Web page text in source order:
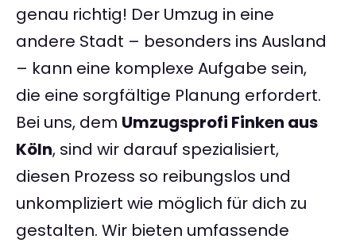
genau richtig! Der Umzug in eine
andere Stadt – besonders ins Ausland
– kann eine komplexe Aufgabe sein,
die eine sorgfältige Planung erfordert.
Bei uns, dem Umzugsprofi Finken aus
Köln, sind wir darauf spezialisiert,
diesen Prozess so reibungslos und
unkompliziert wie möglich für dich zu
gestalten. Wir bieten umfassende